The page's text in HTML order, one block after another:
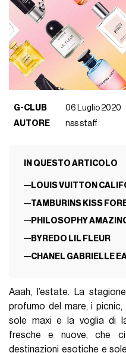
G-CLUB
06 Luglio 2020
AUTORE
nss staff
IN QUESTO ARTICOLO
LOUIS VUITTON
TAMBURINS KISS
PHILOSOPHY
BYREDO LIL FLEUR
CHANEL GABRIELLE
Aaah, l’estate. La
profumo del mare, i
sole maxi e la voglia di
fresche e nuove, che
destinazioni esotiche e